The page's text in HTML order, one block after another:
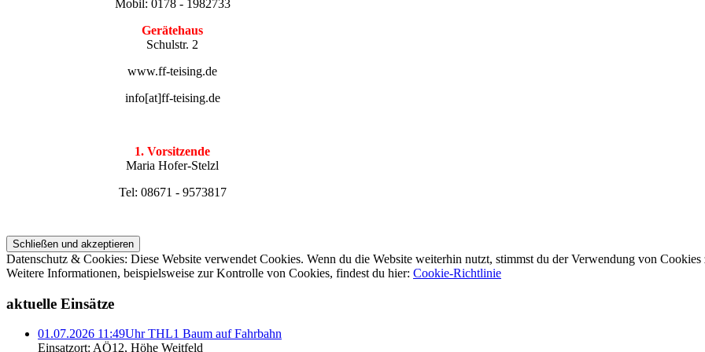
Mobil: 0178 - 1982733
Gerätehaus
Schulstr. 2
www.ff-teising.de
info[at]ff-teising.de
1. Vorsitzende
MariaHofer-Stelzl
Tel: 08671 - 9573817
Datenschutz & Cookies: Diese Website verwendet Cookies. Wenn du die Website weiterhin nutzt, stimmst du der Verwendung von Cookies
Weitere Informationen, beispielsweise zur Kontrolle von Cookies, findest du hier: Cookie-Richtlinie
aktuelle Einsätze
01.07.2026 11:49Uhr THL1 Baum auf Fahrbahn
Einsatzort: AÖ12, Höhe Weitfeld